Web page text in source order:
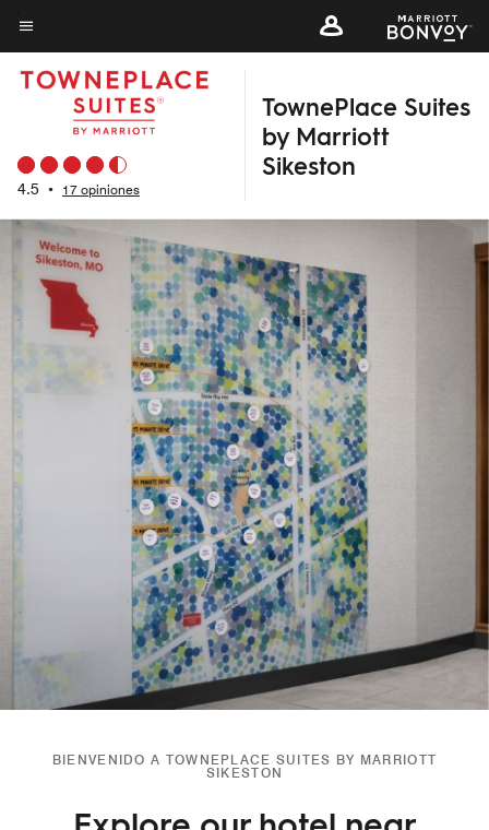
Skip
to
main
content
Texto del menú
4.5 • 17 opiniones
TownePlace Suites
by Marriott
Sikeston
BIENVENIDO A TOWNEPLACE SUITES BY MARRIOTT
SIKESTON